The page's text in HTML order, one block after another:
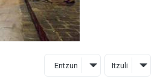
Entzun Itzuli